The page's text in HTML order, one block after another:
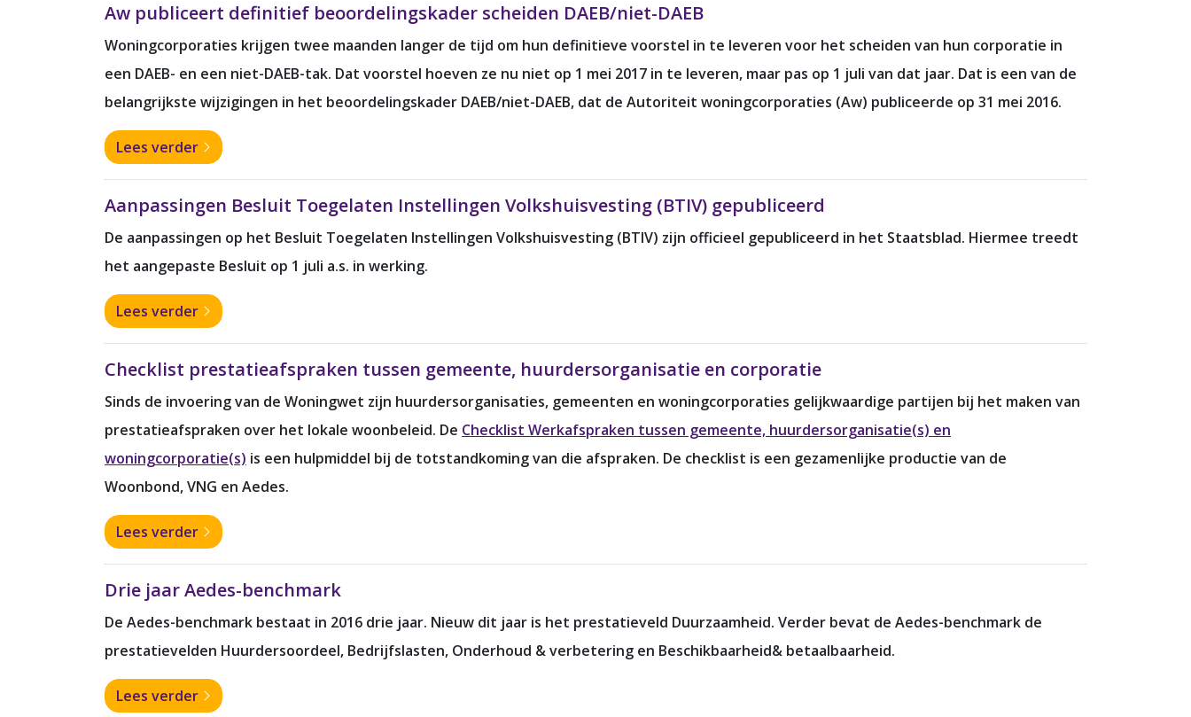
Aw publiceert definitief beoordelingskader scheiden DAEB/niet-DAEB
Woningcorporaties krijgen twee maanden langer de tijd om hun definitieve voorstel in te leveren voor het scheiden van hun corporatie in
een DAEB- en een niet-DAEB-tak. Dat voorstel hoeven ze nu niet op 1 mei 2017 in te leveren, maar pas op 1 juli van dat jaar. Dat is een van de
belangrijkste wijzigingen in het beoordelingskader DAEB/niet-DAEB, dat de Autoriteit woningcorporaties (Aw) publiceerde op 31 mei 2016.
Lees verder
Aanpassingen Besluit Toegelaten Instellingen Volkshuisvesting (BTIV) gepubliceerd
De aanpassingen op het Besluit Toegelaten Instellingen Volkshuisvesting (BTIV) zijn officieel gepubliceerd in het Staatsblad. Hiermee treedt
het aangepaste Besluit op 1 juli a.s. in werking.
Lees verder
Checklist prestatieafspraken tussen gemeente, huurdersorganisatie en corporatie
Sinds de invoering van de Woningwet zijn huurdersorganisaties, gemeenten en woningcorporaties gelijkwaardige partijen bij het maken van
prestatieafspraken over het lokale woonbeleid. De Checklist Werkafspraken tussen gemeente, huurdersorganisatie(s) en
woningcorporatie(s) is een hulpmiddel bij de totstandkoming van die afspraken. De checklist is een gezamenlijke productie van de
Woonbond, VNG en Aedes.
Lees verder
Drie jaar Aedes-benchmark
De Aedes-benchmark bestaat in 2016 drie jaar. Nieuw dit jaar is het prestatieveld Duurzaamheid. Verder bevat de Aedes-benchmark de
prestatievelden Huurdersoordeel, Bedrijfslasten, Onderhoud & verbetering en Beschikbaarheid& betaalbaarheid.
Lees verder